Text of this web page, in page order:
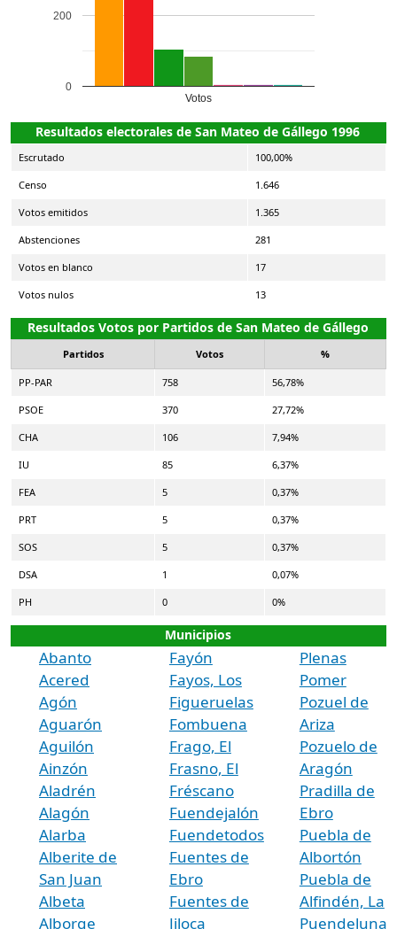
Votos
0
200
Resultados electorales de San Mateo de Gállego 1996
Escrutado 100,00%
Censo 1.646
Votos emitidos 1.365
Abstenciones 281
Votos en blanco 17
Votos nulos 13
Resultados Votos por Partidos de San Mateo de Gállego
Partidos Votos %
PP-PAR 758 56,78%
PSOE 370 27,72%
CHA 106 7,94%
IU 85 6,37%
FEA 5 0,37%
PRT 5 0,37%
SOS 5 0,37%
DSA 1 0,07%
PH 0 0%
Municipios
Abanto
Acered
Agón
Aguarón
Aguilón
Ainzón
Aladrén
Alagón
Alarba
Alberite de
San Juan
Albeta
Alborge
Fayón
Fayos, Los
Figueruelas
Fombuena
Frago, El
Frasno, El
Fréscano
Fuendejalón
Fuendetodos
Fuentes de
Ebro
Fuentes de
Jiloca
Plenas
Pomer
Pozuel de
Ariza
Pozuelo de
Aragón
Pradilla de
Ebro
Puebla de
Albortón
Puebla de
Alfindén, La
Puendeluna